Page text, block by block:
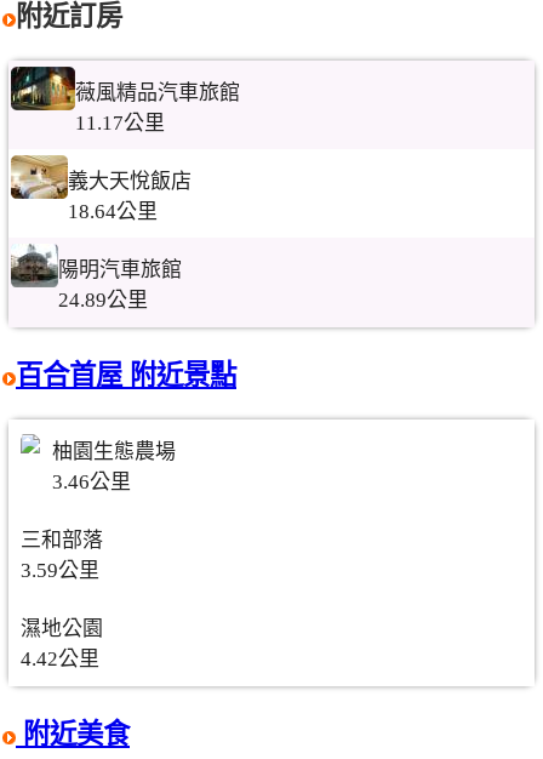
附近訂房
薇風精品汽車旅館
11.17公里
義大天悅飯店
18.64公里
陽明汽車旅館
24.89公里
百合首屋 附近景點
柚園生態農場
3.46公里
三和部落
3.59公里
濕地公園
4.42公里
附近美食